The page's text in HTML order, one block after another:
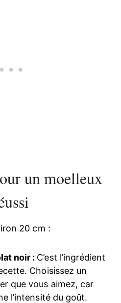
un moelleux
20 cm :
noir : C’est l’ingrédient
Choisissez un
que vous aimez, car
l’intensité du goût.